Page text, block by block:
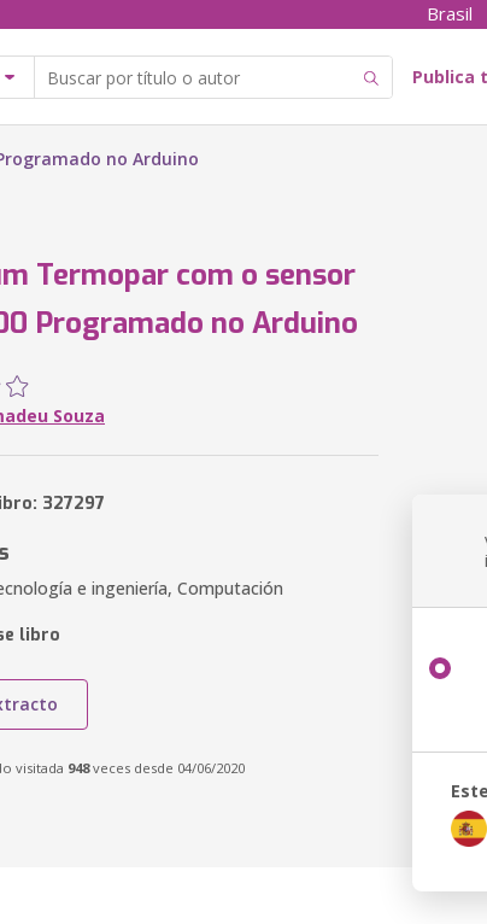
Brasil
Publica
no Arduino
Termopar com o sensor
Programado no Arduino
Souza
327297
e ingeniería, Computación
libro
visitada 948veces desde 04/06/2020